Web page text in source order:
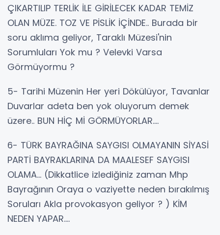
ÇIKARTILIP TERLİK İLE GİRİLECEK KADAR TEMİZ
OLAN MÜZE. TOZ VE PİSLİK İÇİNDE.. Burada bir
soru aklıma geliyor, Taraklı Müzesi'nin
Sorumluları Yok mu ? Velevki Varsa
Görmüyormu ?
5- Tarihi Müzenin Her yeri Dökülüyor, Tavanlar
Duvarlar adeta ben yok oluyorum demek
üzere.. BUN HİÇ Mİ GÖRMÜYORLAR....
6- TÜRK BAYRAĞINA SAYGISI OLMAYANIN SİYASİ
PARTİ BAYRAKLARINA DA MAALESEF SAYGISI
OLAMA... (Dikkatlice izlediğiniz zaman Mhp
Bayrağının Oraya o vaziyette neden bırakılmış
Soruları Akla provokasyon geliyor ? ) KİM
NEDEN YAPAR....